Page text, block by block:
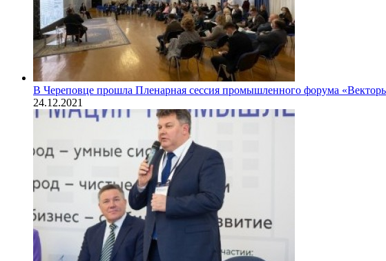
В Череповце прошла Пленарная сессия промышленного форума
24.12.2021